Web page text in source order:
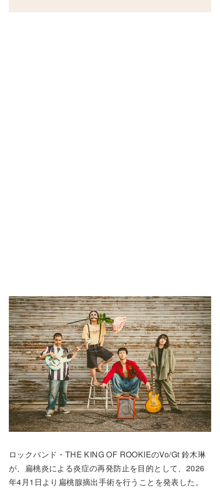
ロックバンド・THE KING OF ROOKIEのVo/Gt 鈴木琳
が、扁桃炎による炎症の再発防止を目的として、2026
年4月1日より扁桃腺摘出手術を行うことを発表した。